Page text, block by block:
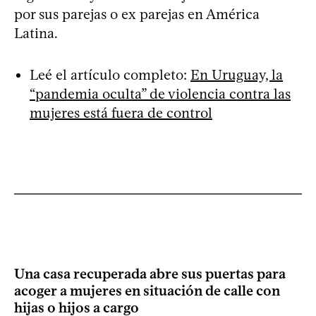
por sus parejas o ex parejas en América
Latina.
Leé el artículo completo: En Uruguay, la
“pandemia oculta” de violencia contra las
mujeres está fuera de control
Una casa recuperada abre sus puertas para
acoger a mujeres en situación de calle con
hijas o hijos a cargo